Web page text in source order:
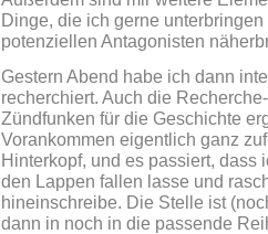
Dinge, die ich gerne
potenziellen Antagonisten
Gestern Abend habe ich dann
recherchiert. Auch die
Zündfunken für die Geschichte
Vorankommen eigentlich ganz
Hinterkopf, und es passiert,
den Lappen fallen lasse und
hineinschreibe. Die Stelle ist
dann in noch in die passende